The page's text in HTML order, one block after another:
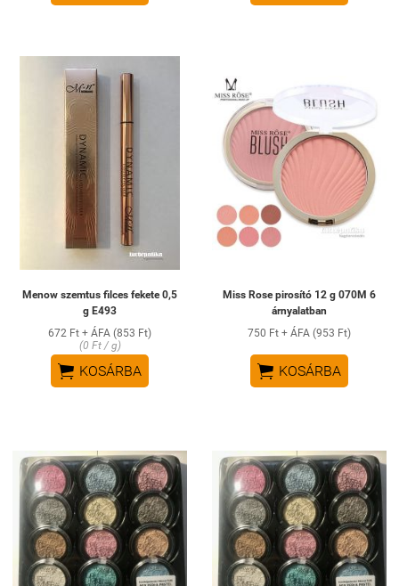
Menow szemtus filces fekete 0,5
g E493
672 Ft + ÁFA (853 Ft)
(0 Ft / g)
 KOSÁRBA
Miss Rose pirosító 12 g 070M 6
árnyalatban
750 Ft + ÁFA (953 Ft)
 KOSÁRBA